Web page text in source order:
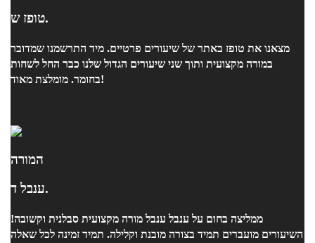
טופז ש.
מצאנו את טופז באתר של שיעורים פרטיים. מיד התרשמנו שמדובר
במורה מקצועית ותוך שני שיעורים הגדול שלנו כבר החל לשחות
בחומר. מומלצת מאוד!
המורה
ענבל ד.
ממליצה בחום על ענבל ענבל מורה מקצועית סבלנית וקשובה!
השיעורים מועברים תמיד בצורה מובנת וקלילה. תמיד זמינה לכל שאלה